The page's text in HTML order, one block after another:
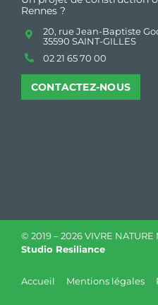
Rennes ?
20, rue Jean-Baptiste
35590 SAINT-GILLES
02 21 65 70 00
CONTACTEZ-NOUS
© 2019 –2026 VIVRE
Studio Resiliance
Accueil Mentions légales